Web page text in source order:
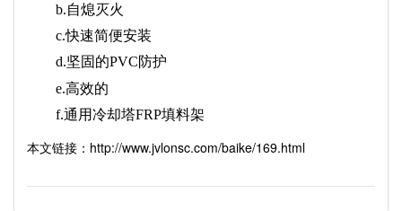
b.自熄灭火
c.快速简便安装
d.坚固的PVC防护
e.高效的
f.通用冷却塔FRP填料架
本文链接：http://www.jvlonsc.com/baike/169.html